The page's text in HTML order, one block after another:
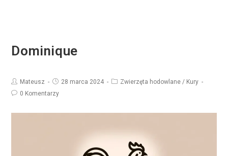
Dominique
Mateusz 28 marca 2024 Zwierzęta hodowlane / Kury
0 Komentarzy